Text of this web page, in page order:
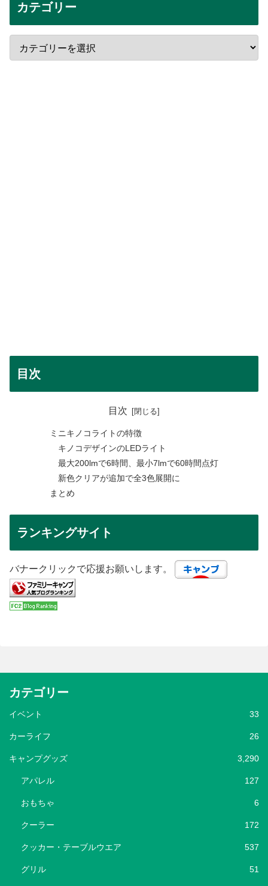
カテゴリー
目次
目次
ミニキノコライトの特徴
キノコデザインのLEDライト
最大200lmで6時間、最小7lmで60時間点灯
新色クリアが追加で全3色展開に
まとめ
ランキングサイト
バナークリックで応援お願いします。
カテゴリー
イベント 33
カーライフ 26
キャンプグッズ 3,290
アパレル 127
おもちゃ 6
クーラー 172
クッカー・テーブルウエア 537
グリル 51